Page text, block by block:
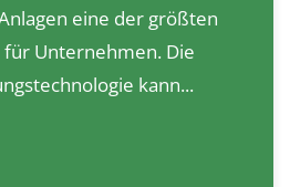
eine der größten
Unternehmen. Die
kann...